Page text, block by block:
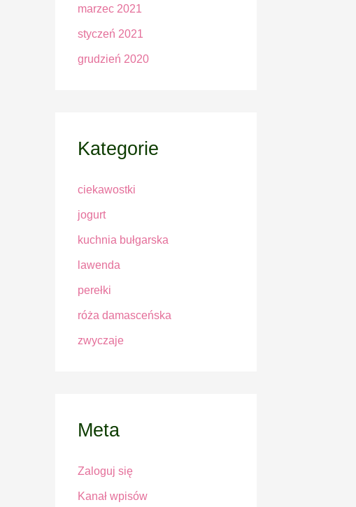
marzec 2021
styczeń 2021
grudzień 2020
Kategorie
ciekawostki
jogurt
kuchnia bułgarska
lawenda
perełki
róża damasceńska
zwyczaje
Meta
Zaloguj się
Kanał wpisów